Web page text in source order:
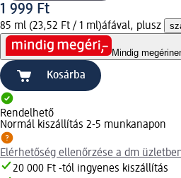
1 999 Ft
85 ml (23,52 Ft / 1 ml)áfával, plusz
Mindig megéri
Kosárba
Rendelhető
Normál kiszállítás 2-5 munkanapon
Elérhetőség ellenőrzése a dm
20 000 Ft -tól ingyenes kiszállítás